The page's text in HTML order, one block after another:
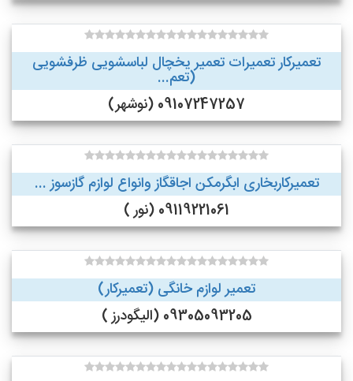
تعمیرکار تعمیرات تعمیر یخچال لباسشویی ظرفشویی
(تعم...
09107247257 (نوشهر)
تعمیرکاربخاری ابگرمکن اجاقگاز وانواع لوازم گازسوز ...
09119221061 (نور )
تعمیر لوازم خانگی (تعمیرکار)
09305093205 (الیگودرز )